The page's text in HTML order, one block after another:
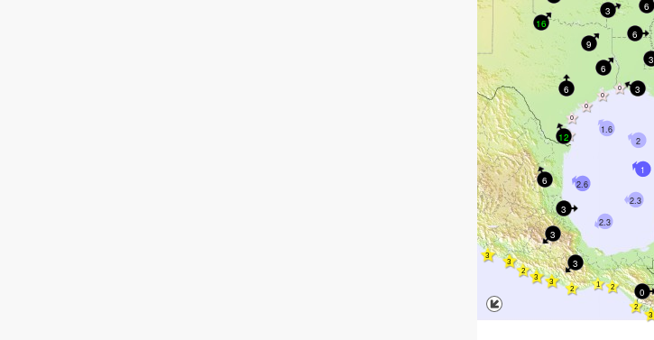
2.3
1.6
2.6
1
2.3
2
6
3
3
3
16
6
6
6
12
3
3
6
9
3
0